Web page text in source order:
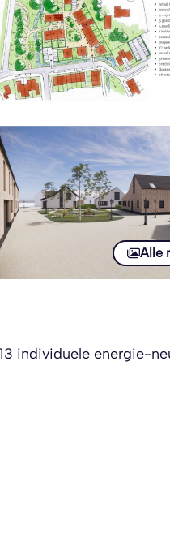
Alle
individuele energie-